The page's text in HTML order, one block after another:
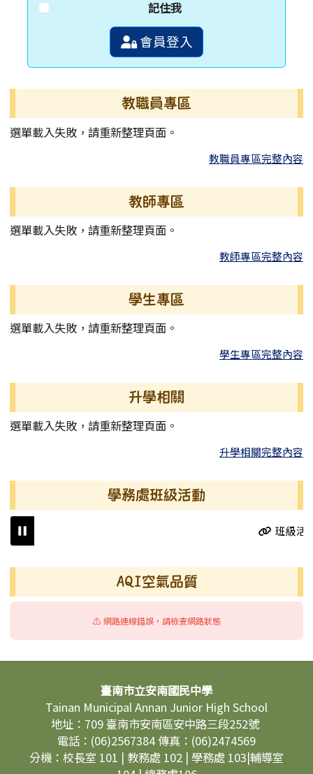
記住我
會員登入
教職員專區
選單載入失敗，請重新整理頁面。
教職員專區完整內容
教師專區
選單載入失敗，請重新整理頁面。
教師專區完整內容
學生專區
選單載入失敗，請重新整理頁面。
學生專區完整內容
升學相關
選單載入失敗，請重新整理頁面。
升學相關完整內容
學務處班級活動
班級活動
AQI空氣品質
⚠️ 網路連線錯誤，請檢查網路狀態
頁尾區域內容臺南市立安南國民中學
Tainan Municipal Annan Junior High School
地址：709 臺南市安南區安中路三段252號
電話：(06)2567384 傳真：(06)2474569
分機：校長室 101 | 教務處 102 | 學務處 103|輔導室